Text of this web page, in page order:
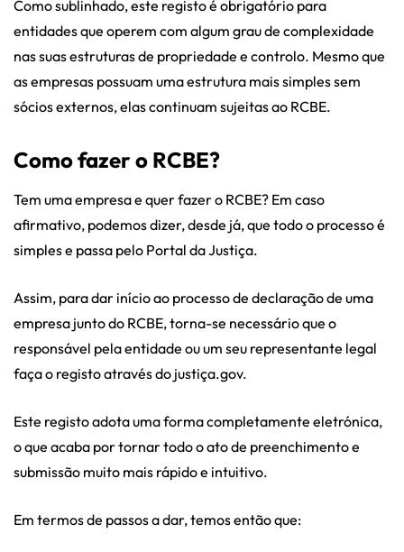
Como sublinhado, este registo é obrigatório para
entidades que operem com algum grau de complexidade
nas suas estruturas de propriedade e controlo. Mesmo que
as empresas possuam uma estrutura mais simples sem
sócios externos, elas continuam sujeitas ao RCBE.
Como fazer o RCBE?
Tem uma empresa e quer fazer o RCBE? Em caso
afirmativo, podemos dizer, desde já, que todo o processo é
simples e passa pelo Portal da Justiça.
Assim, para dar início ao processo de declaração de uma
empresa junto do RCBE, torna-se necessário que o
responsável pela entidade ou um seu representante legal
faça o registo através do justiça.gov.
Este registo adota uma forma completamente eletrónica,
o que acaba por tornar todo o ato de preenchimento e
submissão muito mais rápido e intuitivo.
Em termos de passos a dar, temos então que: